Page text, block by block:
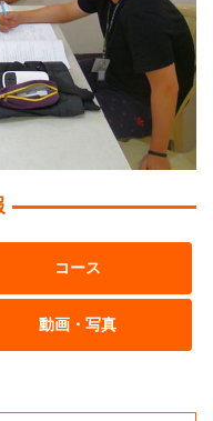
コース
動画・写真